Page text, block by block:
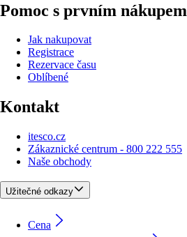
Pomoc s prvním nákupem
Jak nakupovat
Registrace
Rezervace času
Oblíbené
Kontakt
itesco.cz
Zákaznické centrum - 800 222 555
Naše obchody
Užitečné odkazy
Cena